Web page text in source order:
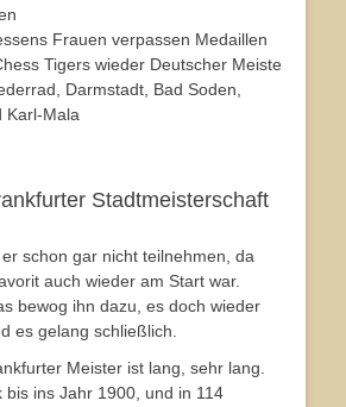
Frauen verpassen Medaillen
Tigers wieder Deutscher Meiste
Darmstadt, Bad Soden,
Karl-Mala
Stadtmeisterschaft
schon gar nicht teilnehmen, da
auch wieder am Start war.
bewog ihn dazu, es doch wieder
es gelang schließlich.
Meister ist lang, sehr lang.
bis ins Jahr 1900, und in 114